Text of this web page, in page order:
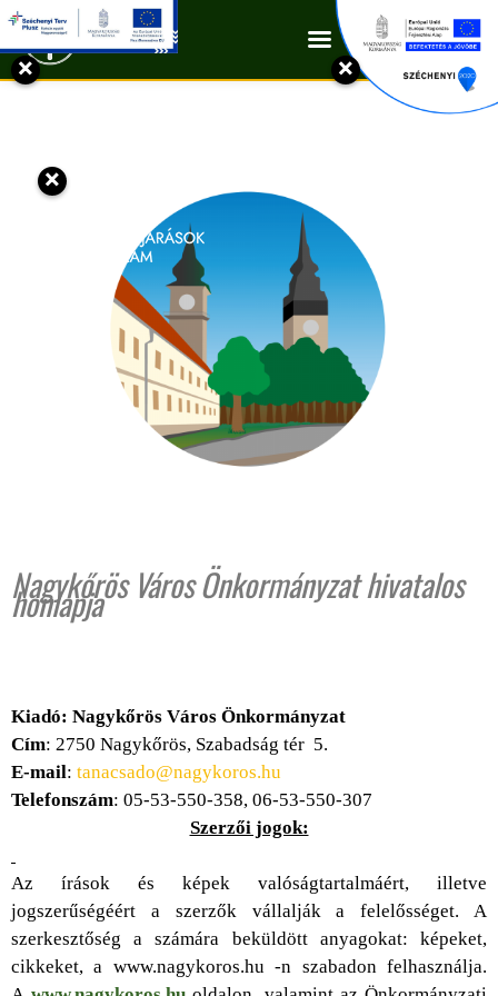
Kapcsolat
Nagykőrös Város Önkormányzat hivatalos
honlapja
Kiadó: Nagykőrös Város Önkormányzat
Cím: 2750 Nagykőrös, Szabadság tér 5.
E-mail: tanacsado@nagykoros.hu
Telefonszám: 05-53-550-358, 06-53-550-307
Szerzői jogok:
Az írások és képek valóságtartalmáért, illetve
jogszerűségéért a szerzők vállalják a felelősséget. A
szerkesztőség a számára beküldött anyagokat: képeket,
cikkeket, a www.nagykoros.hu -n szabadon felhasználja.
×
×
×